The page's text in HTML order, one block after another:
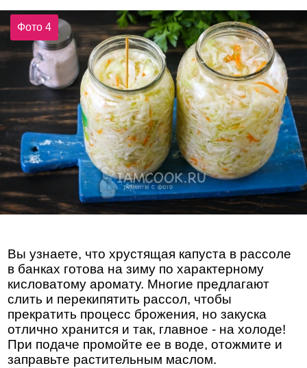
Фото 4
Вы узнаете, что хрустящая капуста в рассоле
в банках готова на зиму по характерному
кисловатому аромату. Многие предлагают
слить и перекипятить рассол, чтобы
прекратить процесс брожения, но закуска
отлично хранится и так, главное - на холоде!
При подаче промойте ее в воде, отожмите и
заправьте растительным маслом.